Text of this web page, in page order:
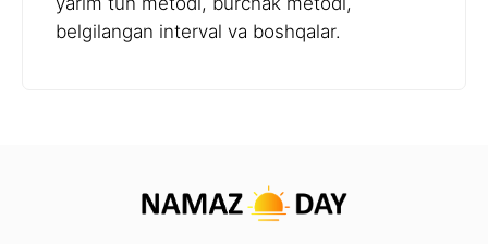
belgilangan interval va boshqalar.